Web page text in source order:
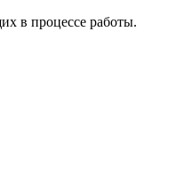
в процессе работы.